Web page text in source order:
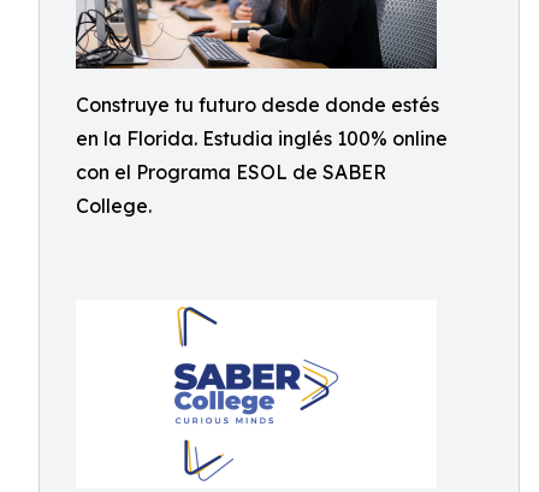
Construye tu futuro desde donde estés
en la Florida. Estudia inglés 100% online
con el Programa ESOL de SABER
College.